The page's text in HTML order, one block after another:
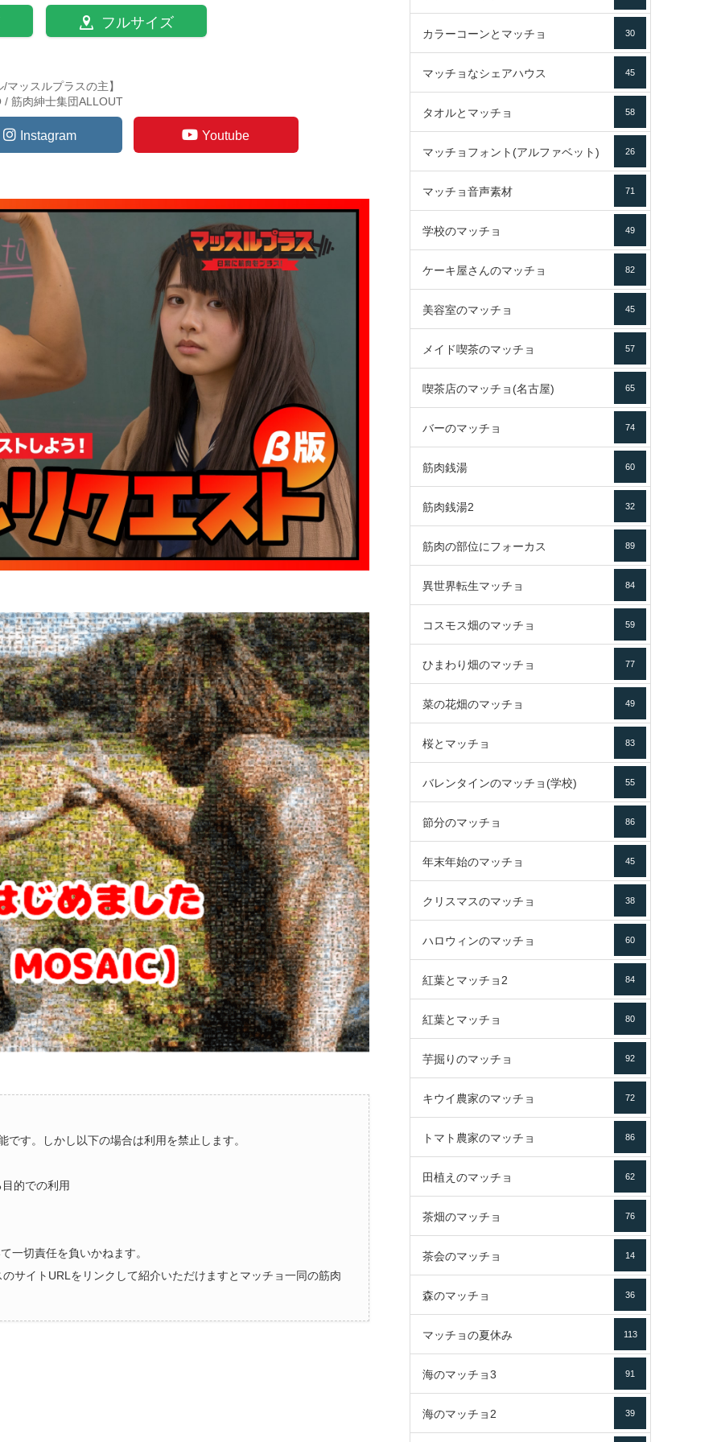
フルサイズ
マッスルプラスの主】
/ 筋肉紳士集団ALLOUT
Instagram Youtube
す。しかし以下の場合は利用を禁止します。
的での利用
一切責任を負いかねます。
サイトURLをリンクして紹介いただけますとマッチョ一同の筋肉
カラーコーンとマッチョ 30
マッチョなシェアハウス 45
タオルとマッチョ 58
マッチョフォント(アルファベット) 26
マッチョ音声素材 71
学校のマッチョ 49
ケーキ屋さんのマッチョ 82
美容室のマッチョ 45
メイド喫茶のマッチョ 57
喫茶店のマッチョ(名古屋) 65
バーのマッチョ 74
筋肉銭湯 60
筋肉銭湯2 32
筋肉の部位にフォーカス 89
異世界転生マッチョ 84
コスモス畑のマッチョ 59
ひまわり畑のマッチョ 77
菜の花畑のマッチョ 49
桜とマッチョ 83
バレンタインのマッチョ(学校) 55
節分のマッチョ 86
年末年始のマッチョ 45
クリスマスのマッチョ 38
ハロウィンのマッチョ 60
紅葉とマッチョ2 84
紅葉とマッチョ 80
芋掘りのマッチョ 92
キウイ農家のマッチョ 72
トマト農家のマッチョ 86
田植えのマッチョ 62
茶畑のマッチョ 76
茶会のマッチョ 14
森のマッチョ 36
マッチョの夏休み 113
海のマッチョ3 91
海のマッチョ2 39